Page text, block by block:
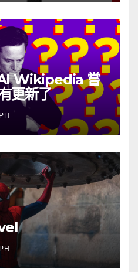
Wikipedia 嘗
更新了